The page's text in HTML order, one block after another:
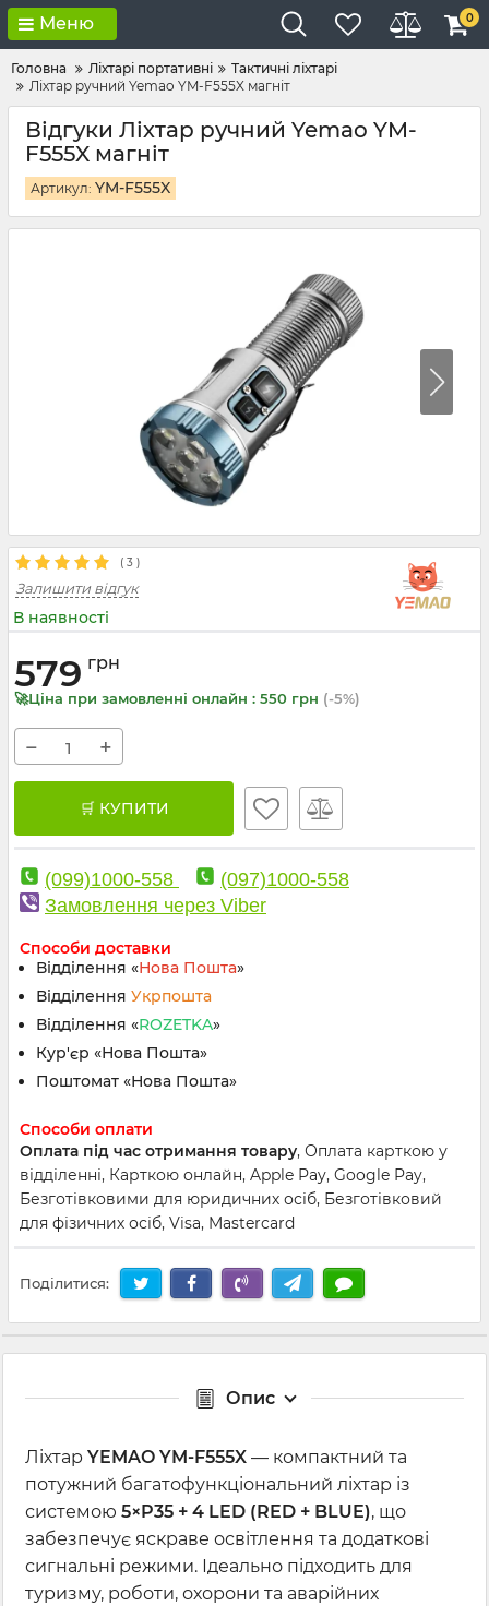
Меню 0
Головна Ліхтарі портативні
Тактичні ліхтарі
Ліхтар ручний Yemao YM-F555X магніт
Відгуки Ліхтар ручний Yemao YM-
F555X магніт
Артикул: YM-F555X
( 3 )
Залишити відгук
В наявності
579 грн
🚀Ціна при замовленні онлайн : 550 грн (-5%)
− +
🛒 КУПИТИ
(099)1000-558
(097)1000-558
Замовлення через Viber
Способи доставки
Відділення «Нова Пошта»
Відділення Укрпошта
Відділення «ROZETKA»
Кур'єр «Нова Пошта»
Поштомат «Нова Пошта»
Способи оплати
Оплата під час отримання товару, Оплата карткою у
відділенні, Карткою онлайн, Apple Pay, Google Pay,
Безготівковими для юридичних осіб, Безготівковий
для фізичних осіб, Visa, Mastercard
Поділитися:
Опис
Ліхтар YEMAO YM-F555X — компактний та
потужний багатофункціональний ліхтар із
системою 5×P35 + 4 LED (RED + BLUE), що
забезпечує яскраве освітлення та додаткові
сигнальні режими. Ідеально підходить для
туризму, роботи, охорони та аварійних